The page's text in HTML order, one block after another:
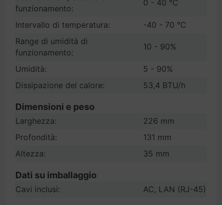
funzionamento:
0 - 40 °C
Intervallo di temperatura:
-40 - 70 °C
Range di umidità di
funzionamento:
10 - 90%
Umidità:
5 - 90%
Dissipazione del calore:
53,4 BTU/h
Dimensioni e peso
Larghezza:
226 mm
Profondità:
131 mm
Altezza:
35 mm
Dati su imballaggio
Cavi inclusi: AC, LAN (RJ-45)